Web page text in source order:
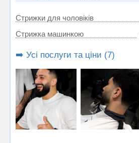
Стрижки для чоловіків
Стрижка машинкою
➡️ Усі послуги та ціни (7)